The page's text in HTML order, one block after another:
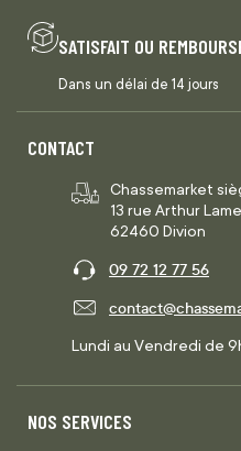
SATISFAIT OU
Dans un délai de 14 jours
CONTACT
Chassemarket
13 rue Arthur
62460 Divion
09 72 12 77 56
Lundi au Vendredi de
NOS SERVICES